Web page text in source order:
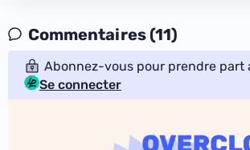
Commentaires (11)
Abonnez-vous pour prendre part
Se connecter